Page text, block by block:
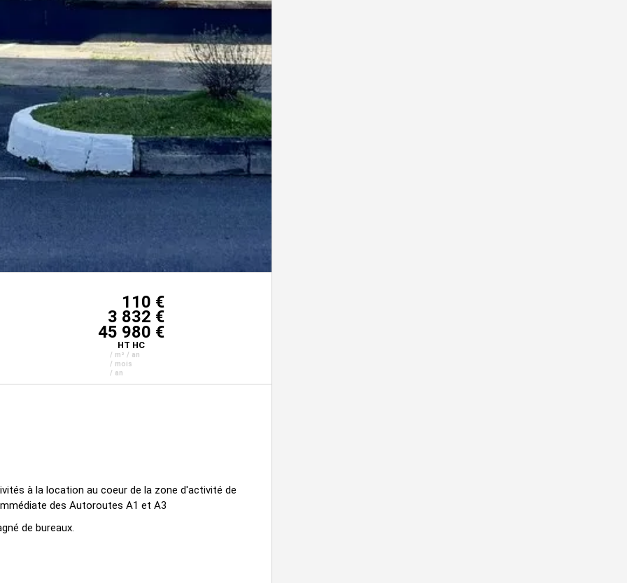
110 €
3 832 €
45 980 €
HT HC
/ m² / an
/ mois
/ an
à la location au coeur de la zone d'activité de
des Autoroutes A1 et A3
de bureaux.